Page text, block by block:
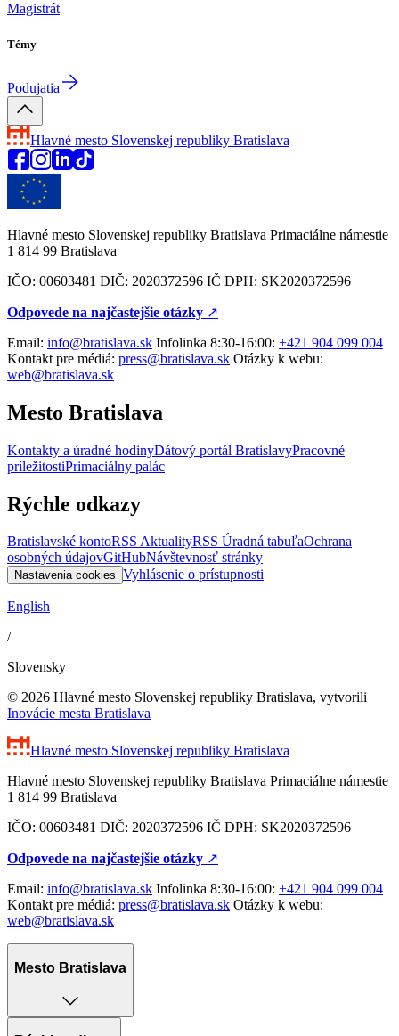
Magistrát
Témy
Podujatia
Hlavné mesto Slovenskej republiky Bratislava
Hlavné mesto Slovenskej republiky Bratislava Primaciálne námestie
1 814 99 Bratislava
IČO: 00603481 DIČ: 2020372596 IČ DPH: SK2020372596
Odpovede na najčastejšie otázky ↗︎
Email: info@bratislava.sk Infolinka 8:30-16:00: +421 904 099 004
Kontakt pre médiá: press@bratislava.sk Otázky k webu:
web@bratislava.sk
Mesto Bratislava
Kontakty a úradné hodinyDátový portál BratislavyPracovné
príležitostiPrimaciálny palác
Rýchle odkazy
Bratislavské kontoRSS AktualityRSS Úradná tabuľaOchrana
osobných údajovGitHubNávštevnosť stránky
Nastavenia cookies Vyhlásenie o prístupnosti
English
/
Slovensky
© 2026 Hlavné mesto Slovenskej republiky Bratislava, vytvorili
Inovácie mesta Bratislava
Hlavné mesto Slovenskej republiky Bratislava
Hlavné mesto Slovenskej republiky Bratislava Primaciálne námestie
1 814 99 Bratislava
IČO: 00603481 DIČ: 2020372596 IČ DPH: SK2020372596
Odpovede na najčastejšie otázky ↗︎
Email: info@bratislava.sk Infolinka 8:30-16:00: +421 904 099 004
Kontakt pre médiá: press@bratislava.sk Otázky k webu:
web@bratislava.sk
Mesto Bratislava